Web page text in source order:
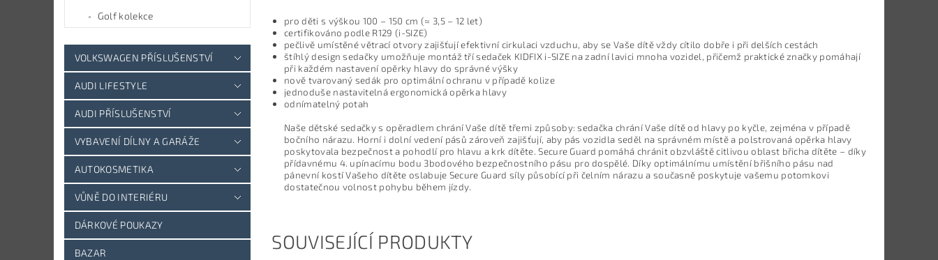
Golf kolekce
VOLKSWAGEN PŘÍSLUŠENSTVÍ
AUDI LIFESTYLE
AUDI PŘÍSLUŠENSTVÍ
VYBAVENÍ DÍLNY A GARÁŽE
AUTOKOSMETIKA
VŮNĚ DO INTERIÉRU
DÁRKOVÉ POUKAZY
BAZAR
pro děti s výškou 100 – 150 cm (≈ 3,5 – 12 let)
certifikováno podle R129 (i-SIZE)
pečlivě umístěné větrací otvory zajišťují efektivní cirkulaci vzduchu, aby se Vaše dítě vždy cítilo dobře i při delších cestách
štíhlý design sedačky umožňuje montáž tří sedaček KIDFIX i-SIZE na zadní lavici mnoha vozidel, přičemž praktické značky pomáhají
při každém nastavení opěrky hlavy do správné výšky
nově tvarovaný sedák pro optimální ochranu v případě kolize
jednoduše nastavitelná ergonomická opěrka hlavy
odnímatelný potah
Naše dětské sedačky s opěradlem chrání Vaše dítě třemi způsoby: sedačka chrání Vaše dítě od hlavy po kyčle, zejména v případě
bočního nárazu. Horní i dolní vedení pásů zároveň zajišťují, aby pás vozidla seděl na správném místě a polstrovaná opěrka hlavy
poskytovala bezpečnost a pohodlí pro hlavu a krk dítěte. Secure Guard pomáhá chránit obzvláště citlivou oblast břicha dítěte – díky
přídavnému 4. upínacímu bodu 3bodového bezpečnostního pásu pro dospělé. Díky optimálnímu umístění břišního pásu nad
pánevní kostí Vašeho dítěte oslabuje Secure Guard síly působící při čelním nárazu a současně poskytuje vašemu potomkovi
dostatečnou volnost pohybu během jízdy.
SOUVISEJÍCÍ PRODUKTY